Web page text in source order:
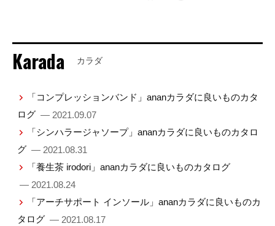
Karada カラダ
「コンプレッションバンド」ananカラダに良いものカタ
ログ — 2021.09.07
「シンハラージャソープ」ananカラダに良いものカタロ
グ — 2021.08.31
「養生茶 irodori」ananカラダに良いものカタログ
— 2021.08.24
「アーチサポート インソール」ananカラダに良いものカ
タログ — 2021.08.17